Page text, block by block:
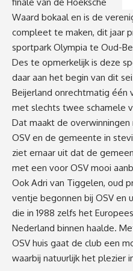
Waard bokaal en is de
compleet te maken, dit jaar
sportpark Olympia te Oud-
Des te opmerkelijk is deze
daar aan het begin van dit
Beijerland onrechtmatig één
met slechts twee schamele
Dat maakt de
OSV en de gemeente in
ziet ernaar uit dat de
met een voor OSV mooi
Ook Adri van Tiggelen, oud
ventje begonnen bij OSV
die in 1988 zelfs het
Nederland binnen haalde.
OSV huis gaat de club een
waarbij natuurlijk het plezier